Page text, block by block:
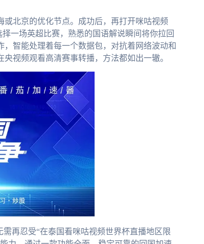
北京的优化节点。成功后，再打开咪咕视频
一场英超比赛，熟悉的国语解说瞬间将你拉回
智能处理着每一个数据包，对抗着网络波动和
视频观看高清赛事转播，方法都如出一辙。
再忍受“在泰国看咪咕视频世界杯直播地区限